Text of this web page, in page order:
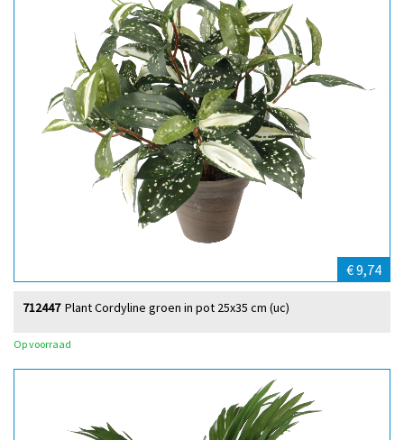
€ 9,74
Plant Cordyline groen in pot 25x35 cm (uc)
712447
Op voorraad